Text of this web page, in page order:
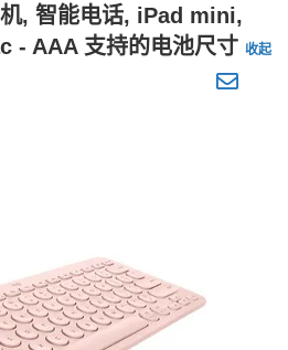
, 智能电话, iPad mini,
- AAA 支持的电池尺寸 收起